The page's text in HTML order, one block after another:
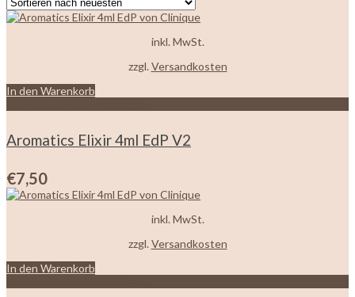
sortiert
inkl. MwSt.
zzgl. Versandkosten
In den Warenkorb
Aromatics Elixir 4ml EdP V2
€7,50
inkl. MwSt.
zzgl.Versandkosten
In den Warenkorb